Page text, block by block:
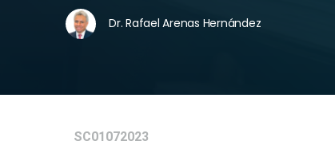
Dr. Rafael Arenas Hernández
SC01072023